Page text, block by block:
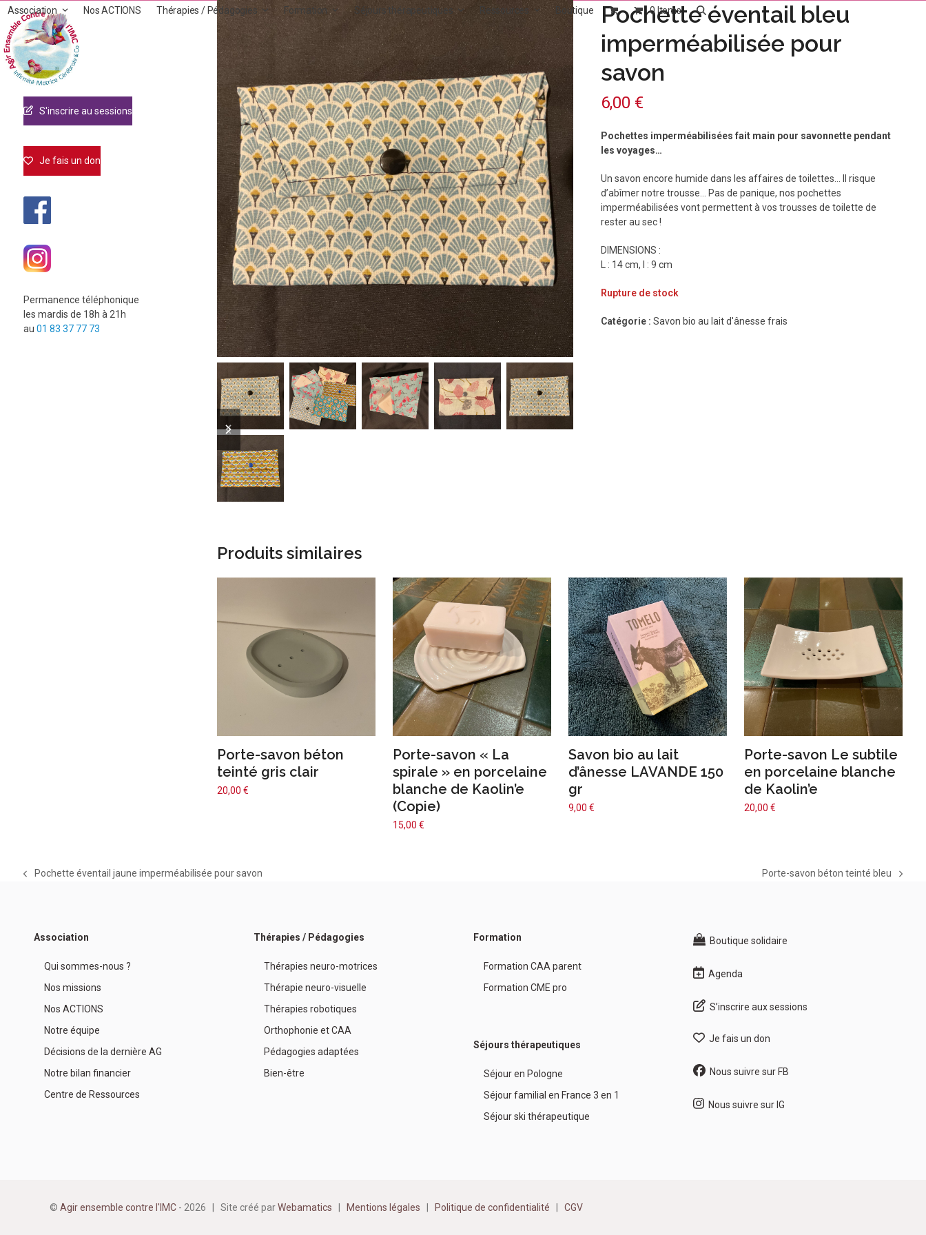
Skip
content
Association Nos ACTIONS Thérapies / Pédagogies Formation Séjours thérapeutiques Ressources Boutique 0 Items
previous
slide
next
slide
Pochette éventail bleu
imperméabilisée pour
savon
6,00 €
Pochettes imperméabilisées fait main pour savonnette pendant
les voyages…
Un savon encore humide dans les affaires de toilettes… Il risque
d’abîmer notre trousse… Pas de panique, nos pochettes
imperméabilisées vont permettent à vos trousses de toilette de
rester au sec !
DIMENSIONS :
L : 14 cm, l : 9 cm
Rupture de stock
Catégorie :Savon bio au lait d'ânesse frais
Produits similaires
Porte-savon béton
teinté gris clair
20,00 €
Porte-savon « La
spirale » en porcelaine
blanche de Kaolin’e
(Copie)
15,00 €
Savon bio au lait
d’ânesse LAVANDE 150
gr
9,00 €
Porte-savon Le subtile
en porcelaine blanche
de Kaolin’e
20,00€
S'inscrire au sessions
Je fais un don
Permanence téléphonique
les mardis de 18h à 21h
au 01 83 37 77 73
previous
Pochette éventail jaune imperméabilisée pour savon
next
Porte-savon béton teinté bleu
Association
Qui sommes-nous ?
Nos missions
Nos ACTIONS
Notre équipe
Décisions de la dernière AG
Notre bilan financier
Centre de Ressources
Thérapies / Pédagogies
Thérapies neuro-motrices
Thérapie neuro-visuelle
Thérapies robotiques
Orthophonie et CAA
Pédagogies adaptées
Bien-être
Formation
Formation CAA parent
Formation CME pro
Séjours thérapeutiques
Séjour en Pologne
Séjour familial en France 3 en 1
Séjour ski thérapeutique
Boutique solidaire
Agenda
S’inscrire aux sessions
Je fais un don
Nous suivre sur FB
Nous suivre sur IG
© Agir ensemble contre l'IMC- 2026 | Site créé parWebamatics Mentions légales Politique de confidentialité CGV